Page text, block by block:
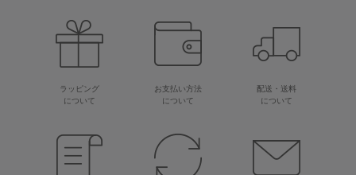
ラッピング
について
お支払い方法
について
配送・送料
について